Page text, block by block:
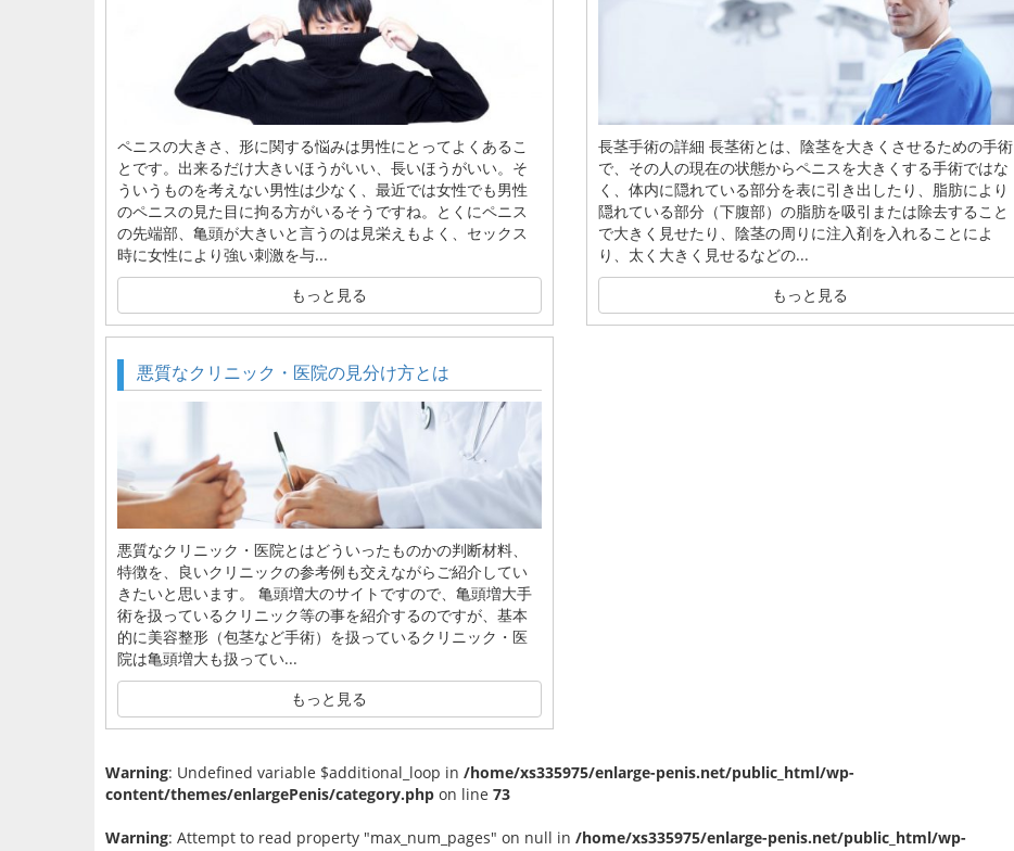
ペニスの大きさ、形に関する悩みは男性にとってよくあるこ
とです。出来るだけ大きいほうがいい、長いほうがいい。そ
ういうものを考えない男性は少なく、最近では女性でも男性
のペニスの見た目に拘る方がいるそうですね。とくにペニス
の先端部、亀頭が大きいと言うのは見栄えもよく、セックス
時に女性により強い刺激を与...
もっと見る
長茎手術の詳細 長茎術とは、陰茎を大きくさせるための手術
で、その人の現在の状態からペニスを大きくする手術ではな
く、体内に隠れている部分を表に引き出したり、脂肪により
隠れている部分（下腹部）の脂肪を吸引または除去すること
で大きく見せたり、陰茎の周りに注入剤を入れることによ
り、太く大きく見せるなどの...
もっと見る
悪質なクリニック・医院の見分け方とは
悪質なクリニック・医院とはどういったものかの判断材料、
特徴を、良いクリニックの参考例も交えながらご紹介してい
きたいと思います。 亀頭増大のサイトですので、亀頭増大手
術を扱っているクリニック等の事を紹介するのですが、基本
的に美容整形（包茎など手術）を扱っているクリニック・医
院は亀頭増大も扱ってい...
もっと見る
Warning: Undefined variable $additional_loop in /home/xs335975/enlarge-penis.net/public_html/wp-
content/themes/enlargePenis/category.php on line 73
Warning: Attempt to read property "max_num_pages" on null in /home/xs335975/enlarge-penis.net/public_html/wp-